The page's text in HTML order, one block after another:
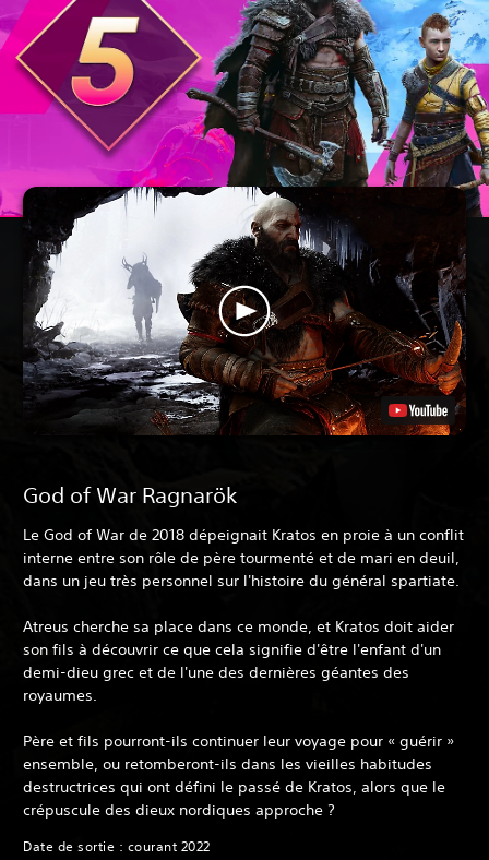
God of War Ragnarök
Le God of War de 2018 dépeignait Kratos en proie à un conflit
interne entre son rôle de père tourmenté et de mari en deuil,
dans un jeu très personnel sur l'histoire du général spartiate.
Atreus cherche sa place dans ce monde, et Kratos doit aider
son fils à découvrir ce que cela signifie d'être l'enfant d'un
demi-dieu grec et de l'une des dernières géantes des
royaumes.
Père et fils pourront-ils continuer leur voyage pour « guérir »
ensemble, ou retomberont-ils dans les vieilles habitudes
destructrices qui ont défini le passé de Kratos, alors que le
crépuscule des dieux nordiques approche ?
Date de sortie : courant 2022